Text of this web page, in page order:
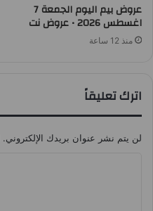
عروض بيم اليوم الجمعة 7
اغسطس 2026 • عروض نت
منذ 12 ساعة
اترك تعليقاً
لن يتم نشر عنوان بريدك الإلكتروني.